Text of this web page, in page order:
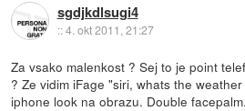
sgdjkdlsugi4
::4. okt 2011, 21:27
Za vsako malenkost ? Sej to je point
? Ze vidim iFage "siri, whats the
iphone look na obrazu. Double facepalm.